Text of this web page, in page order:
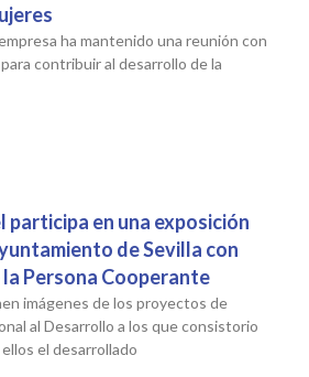
ha mantenido una reunión con
contribuir al desarrollo de la
participa en una exposición
de Sevilla con
Persona Cooperante
imágenes de los proyectos de
al Desarrollo a los que consistorio
el desarrollado